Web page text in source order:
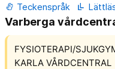
Teckenspråk
Varberga
FYSIOTERAPI/
KARLA VÅRDCENTRAL